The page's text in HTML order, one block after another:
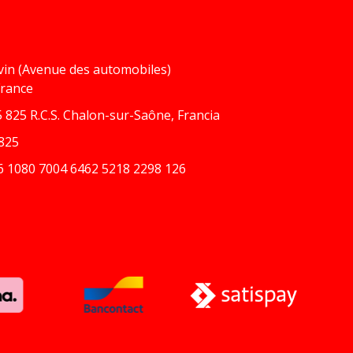
(Avenue des automobiles)
R.C.S. Chalon-sur-Saône, Francia
7004 6462 5218 2298 126